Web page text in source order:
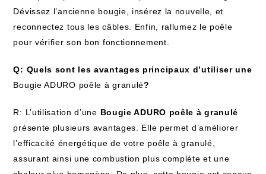
Dévissez l’ancienne bougie, insérez la nouvelle, et
reconnectez tous les câbles. Enfin, rallumez le poêle
pour vérifier son bon fonctionnement.
Q: Quels sont les avantages principaux d’utiliser une
Bougie ADURO poêle à granulé?
R: L’utilisation d’une Bougie ADURO poêle à granulé
présente plusieurs avantages. Elle permet d’améliorer
l’efficacité énergétique de votre poêle à granulé,
assurant ainsi une combustion plus complète et une